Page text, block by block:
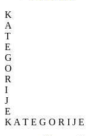
K
A
T
E
G
O
R
I
J
E
K A T E G O R I J E